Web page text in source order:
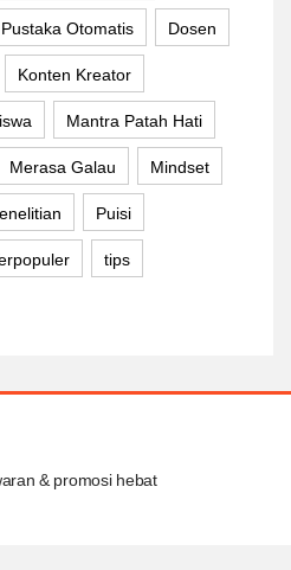
Otomatis Dosen
Konten Kreator
Mantra Patah Hati
Merasa Galau Mindset
Puisi
tips
& promosi hebat